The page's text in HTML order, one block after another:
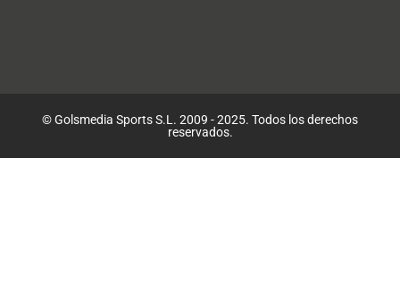
© Golsmedia Sports S.L. 2009 - 2025. Todos los derechos
reservados.